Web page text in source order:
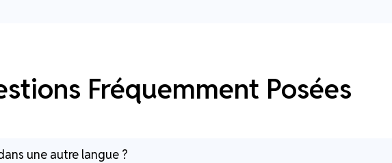
Fréquemment Posées
une autre langue ?